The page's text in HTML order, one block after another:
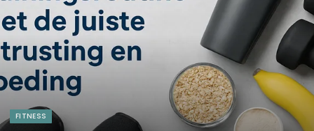
FITNESS